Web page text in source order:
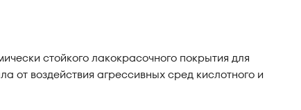
стойкого лакокрасочного покрытия для
от воздействия агрессивных сред кислотного и